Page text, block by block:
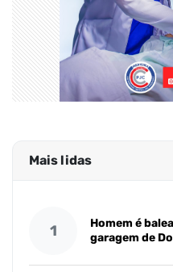
Mais lidas
1
Homem é
garagem de